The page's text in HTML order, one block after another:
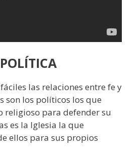
las relaciones entre fe y
son los políticos los que
para defender su
es la Iglesia la que
ellos para sus propios